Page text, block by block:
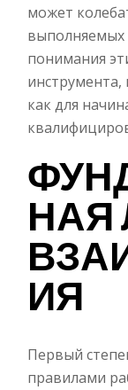
может
выполняемых
понимания
инструмента,
как для
НАЯ
ИЯ
Первый
правилами